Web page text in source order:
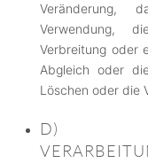
Veränderung,
Verwendung,
Verbreitung oder
Abgleich oder
Löschen oder die
D)